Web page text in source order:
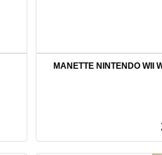
MANETTE NINTENDO WII